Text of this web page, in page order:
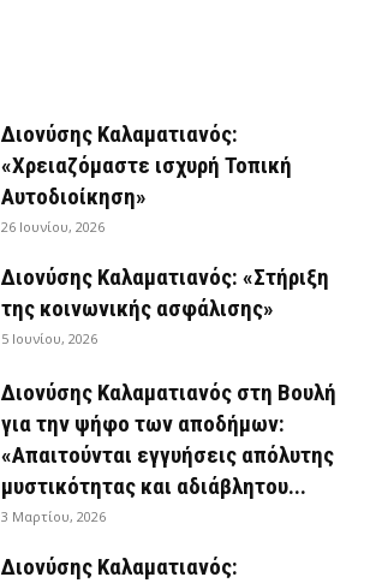
Διονύσης Καλαματιανός:
«Χρειαζόμαστε ισχυρή Τοπική
Αυτοδιοίκηση»
26 Ιουνίου, 2026
Διονύσης Καλαματιανός: «Στήριξη
της κοινωνικής ασφάλισης»
5 Ιουνίου, 2026
Διονύσης Καλαματιανός στη Βουλή
για την ψήφο των αποδήμων:
«Απαιτούνται εγγυήσεις απόλυτης
μυστικότητας και αδιάβλητου...
3 Μαρτίου, 2026
Διονύσης Καλαματιανός: